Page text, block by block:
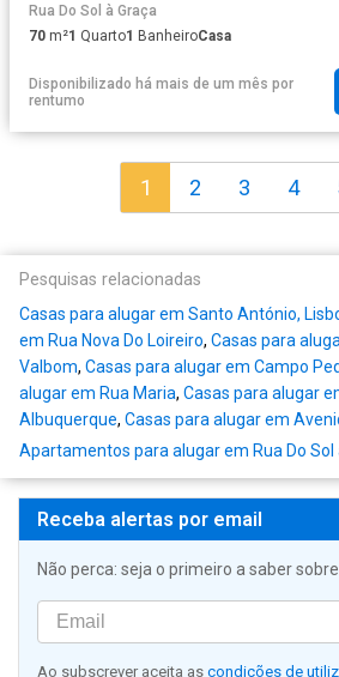
Rua Do Sol à Graça
70 m²1 Quarto1 BanheiroCasa
Disponibilizado há mais de um mês por
rentumo
1 2 3 4
Pesquisas relacionadas
Casas para alugar em Santo António,
em Rua Nova Do Loireiro, Casas para
Valbom, Casas para alugar em Campo
alugar em Rua Maria, Casas para alugar
Albuquerque, Casas para alugar em
Apartamentos para alugar em Rua Do Sol
Receba alertas por email
Não perca: seja o primeiro a saber
Ao subscrever aceita as condições de